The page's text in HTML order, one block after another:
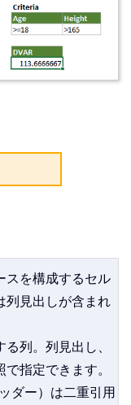
スを構成するセル
列見出しが含まれ
る列。列見出し、
指定できます。
ダー）は二重引用